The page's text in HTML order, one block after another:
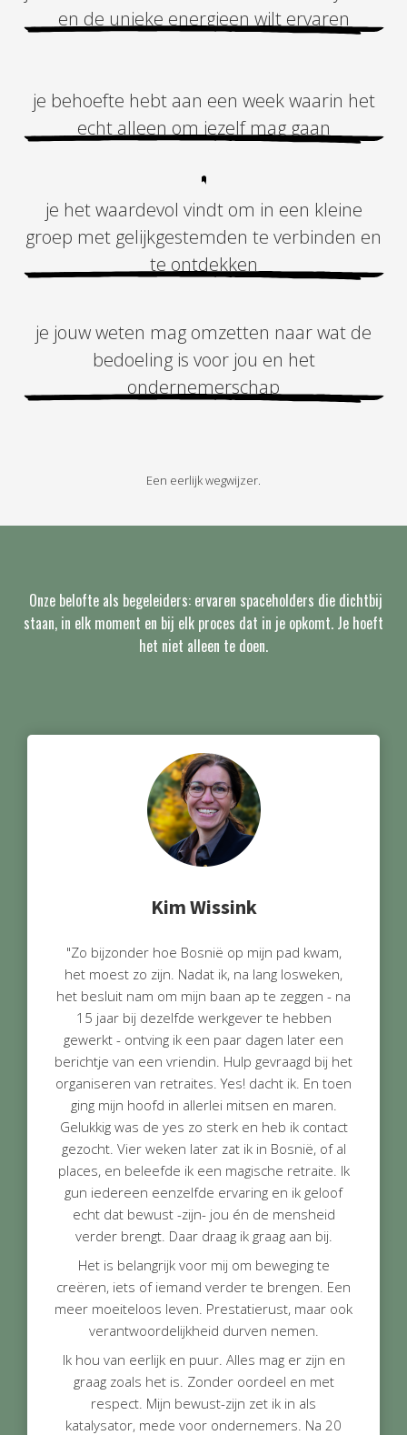
en de unieke energieen wilt ervaren
je behoefte hebt aan een week waarin het
echt alleen om jezelf mag gaan
je het waardevol vindt om in een kleine
groep met gelijkgestemden te verbinden en
te ontdekken
je jouw weten mag omzetten naar wat de
bedoeling is voor jou en het
ondernemerschap
Een eerlijk wegwijzer.
Onze belofte als begeleiders: ervaren spaceholders die dichtbij
staan, in elk moment en bij elk proces dat in je opkomt. Je hoeft
het niet alleen te doen.
Kim Wissink
"Zo bijzonder hoe Bosnië op mijn pad kwam,
het moest zo zijn. Nadat ik, na lang losweken,
het besluit nam om mijn baan ap te zeggen - na
15 jaar bij dezelfde werkgever te hebben
gewerkt - ontving ik een paar dagen later een
berichtje van een vriendin. Hulp gevraagd bij het
organiseren van retraites. Yes! dacht ik. En toen
ging mijn hoofd in allerlei mitsen en maren.
Gelukkig was de yes zo sterk en heb ik contact
gezocht. Vier weken later zat ik in Bosnië, of al
places, en beleefde ik een magische retraite. Ik
gun iedereen eenzelfde ervaring en ik geloof
echt dat bewust -zijn- jou én de mensheid
verder brengt. Daar draag ik graag aan bij.
Het is belangrijk voor mij om beweging te
creëren, iets of iemand verder te brengen. Een
meer moeiteloos leven. Prestatierust, maar ook
verantwoordelijkheid durven nemen.
Ik hou van eerlijk en puur. Alles mag er zijn en
graag zoals het is. Zonder oordeel en met
respect. Mijn bewust-zijn zet ik in als
katalysator, mede voor ondernemers. Na 20